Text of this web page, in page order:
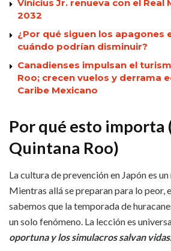
Vinicius Jr. renueva con el Real
2032
¿Por qué siguen los apagones
cuándo podrían disminuir?
Canadienses impulsan el
Roo; crecen vuelos y derrama
Caribe Mexicano
Por qué esto importa
Quintana Roo)
La cultura de prevención en Japón es
Mientras allá se preparan para lo peor,
sabemos que la temporada de
un solo fenómeno. La lección es
oportuna y los simulacros salvan